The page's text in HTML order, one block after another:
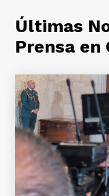
Últimas
Prensa en